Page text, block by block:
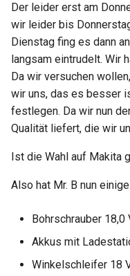
Der leider erst am
wir leider bis
Dienstag fing es dann
langsam eintrudelt. Wir
Da wir versuchen
wir uns, das es besser
festlegen. Da wir nun
Qualität liefert, die wir
Ist die Wahl auf Makita
Also hat Mr. B nun
Bohrschrauber 18,0
Akkus mit
Winkelschleifer 18